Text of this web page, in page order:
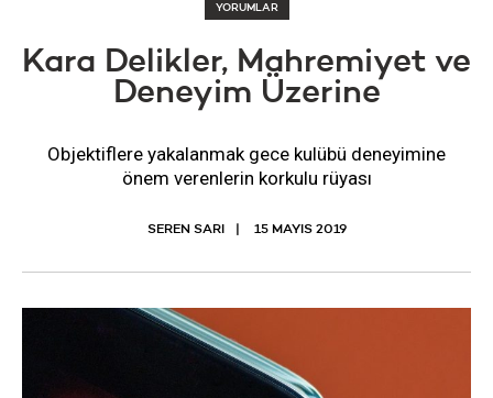
YORUMLAR
Kara Delikler, Mahremiyet ve
Deneyim Üzerine
Objektiflere yakalanmak gece kulübü deneyimine
önem verenlerin korkulu rüyası
SEREN SARI 15 MAYIS 2019